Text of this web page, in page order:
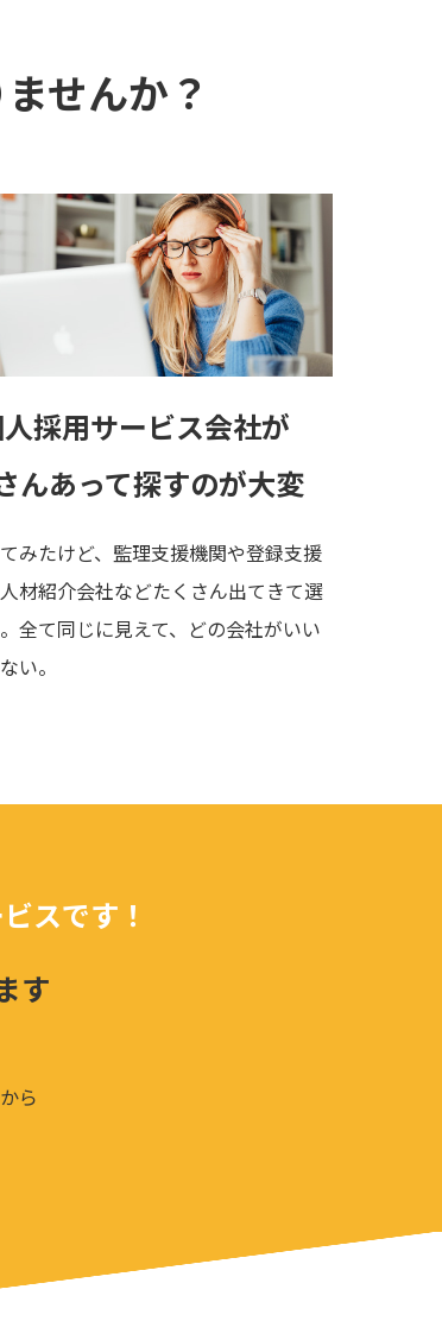
せんか？
採用サービス会社が
んあって探すのが大変
みたけど、監理支援機関や登録支援
材紹介会社などたくさん出てきて選
全て同じに見えて、どの会社がいい
い。
スです！
す
ら